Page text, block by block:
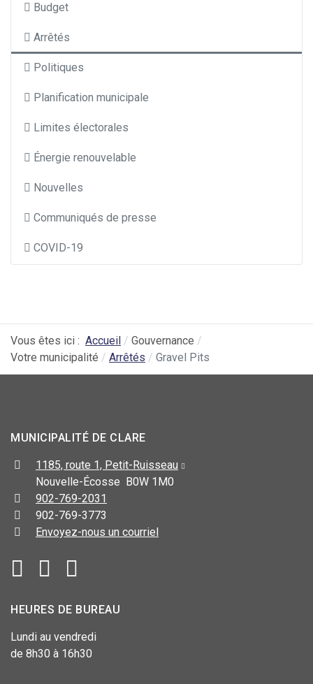
Budget
Arrêtés
Politiques
Planification municipale
Limites électorales
Énergie renouvelable
Nouvelles
Communiqués de presse
COVID-19
Vous êtes ici : Accueil
Gouvernance
Votre municipalité
Arrêtés Gravel Pits
MUNICIPALITÉ DE CLARE
1185, route 1, Petit-Ruisseau
Nouvelle-Écosse B0W 1M0
902-769-2031
902-769-3773
Envoyez-nous un courriel
HEURES DE BUREAU
Lundi au vendredi
de 8h30 à 16h30